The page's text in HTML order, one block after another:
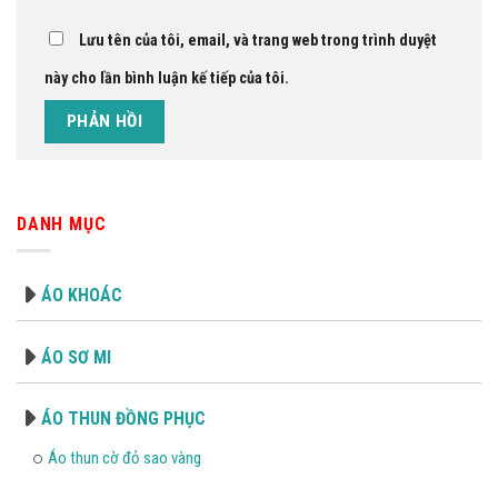
Lưu tên của tôi, email, và trang web trong trình duyệt
này cho lần bình luận kế tiếp của tôi.
DANH MỤC
ÁO KHOÁC
ÁO SƠ MI
ÁO THUN ĐỒNG PHỤC
Áo thun cờ đỏ sao vàng